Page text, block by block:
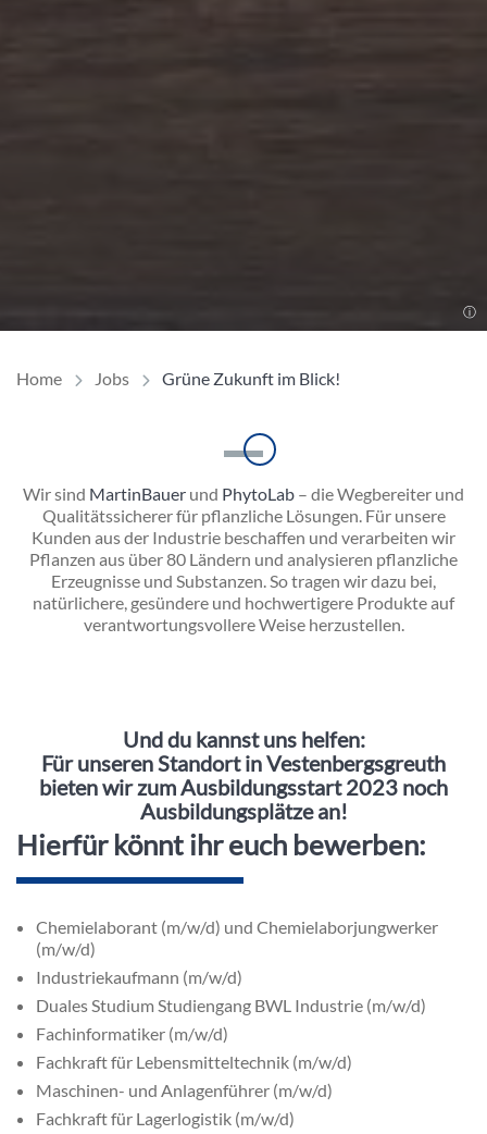
Home Jobs Grüne Zukunft im Blick!
Einleitung
Wir sind MartinBauer und PhytoLab – die Wegbereiter und
Qualitätssicherer für pflanzliche Lösungen. Für unsere
Kunden aus der Industrie beschaffen und verarbeiten wir
Pflanzen aus über 80 Ländern und analysieren pflanzliche
Erzeugnisse und Substanzen. So tragen wir dazu bei,
natürlichere, gesündere und hochwertigere Produkte auf
verantwortungsvollere Weise herzustellen.
Und du kannst uns helfen:
Für unserenStandort in Vestenbergsgreuth
bieten wir zum Ausbildungsstart 2023 noch
Ausbildungsplätze an!
Hierfür könnt ihr euch bewerben:
Chemielaborant (m/w/d) und Chemielaborjungwerker
(m/w/d)
Industriekaufmann (m/w/d)
Duales Studium Studiengang BWL Industrie (m/w/d)
Fachinformatiker (m/w/d)
Fachkraft für Lebensmitteltechnik (m/w/d)
Maschinen- und Anlagenführer (m/w/d)
Fachkraft für Lagerlogistik (m/w/d)